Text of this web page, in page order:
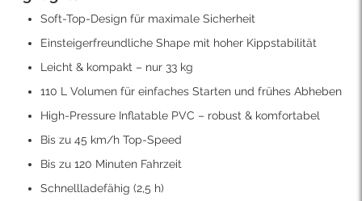
Soft-Top-Design für maximale Sicherheit
Einsteigerfreundliche Shape mit hoher Kippstabilität
Leicht & kompakt – nur 33 kg
110 L Volumen für einfaches Starten und frühes Abheben
High-Pressure Inflatable PVC – robust & komfortabel
Bis zu 45 km/h Top-Speed
Bis zu 120 Minuten Fahrzeit
Schnellladefähig (2,5 h)